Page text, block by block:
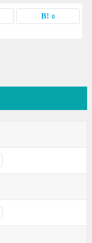
0